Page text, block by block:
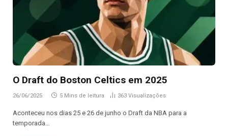
O Draft do Boston Celtics em 2025
26/06/2025 5 Mins de leitura 363 Visualizações
Aconteceu nos dias 25 e 26 de junho o Draft da NBA para a
temporada…